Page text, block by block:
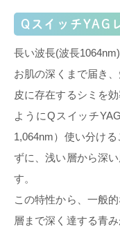
QスイッチYAG
長い波長(波長
お肌の深くまで届き
皮に存在するシミを
ようにQスイッチ
1,064nm）使い分け
ずに、浅い層から深
す。
この特性から、一般
層まで深く達する青